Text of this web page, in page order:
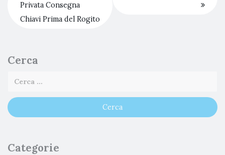
Privata Consegna
Chiavi Prima del Rogito
Cerca
Categorie